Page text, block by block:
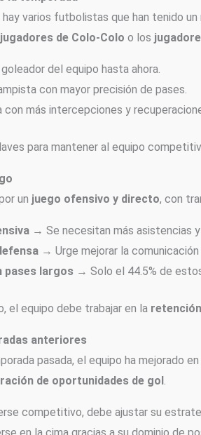
varios futbolistas que han tenido
jugadores de Colo-Colo o los
del equipo hasta ahora.
con mayor precisión de pases.
con más intercepciones y
para mantener al equipo
un juego ofensivo y directo, con
→ Se necesitan más asistencias
→ Urge mejorar la
pases largos → Solo el 44.5% de
el equipo debe trabajar en la
anteriores
pasada, el equipo ha mejorado en
de oportunidades de gol .
competitivo, debe ajustar su